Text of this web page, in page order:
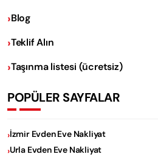
Blog
Teklif Alın
Taşınma listesi (ücretsiz)
POPÜLER SAYFALAR
İzmir Evden Eve Nakliyat
Urla Evden Eve Nakliyat